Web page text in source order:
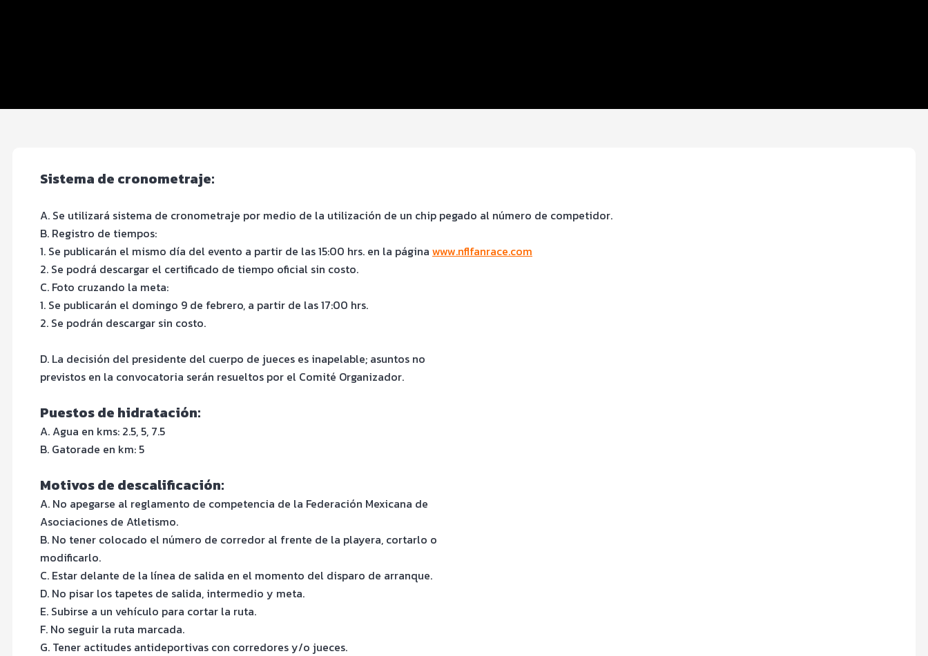
Sistema de cronometraje:
A. Se utilizará sistema de cronometraje por medio de la utilización de un chip pegado al número de competidor.
B. Registro de tiempos:
1. Se publicarán el mismo día del evento a partir de las 15:00 hrs. en la página www.nflfanrace.com
2. Se podrá descargar el certificado de tiempo oficial sin costo.
C. Foto cruzando la meta:
1. Se publicarán el domingo 9 de febrero, a partir de las 17:00 hrs.
2. Se podrán descargar sin costo.
D. La decisión del presidente del cuerpo de jueces es inapelable; asuntos no
previstos en la convocatoria serán resueltos por el Comité Organizador.
Puestos de hidratación:
A. Agua en kms: 2.5, 5, 7.5
B. Gatorade en km: 5
Motivos de descalificación:
A. No apegarse al reglamento de competencia de la Federación Mexicana de
Asociaciones de Atletismo.
B. No tener colocado el número de corredor al frente de la playera, cortarlo o
modificarlo.
C. Estar delante de la línea de salida en el momento del disparo de arranque.
D. No pisar los tapetes de salida, intermedio y meta.
E. Subirse a un vehículo para cortar la ruta.
F. No seguir la ruta marcada.
G. Tener actitudes antideportivas con corredores y/o jueces.